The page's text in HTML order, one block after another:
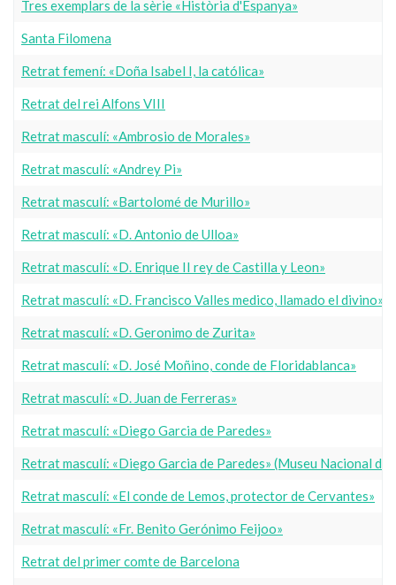
Tres exemplars de la sèrie «Història d'Espanya»
Santa Filomena
Retrat femení: «Doña Isabel I, la católica»
Retrat del rei Alfons VIII
Retrat masculí: «Ambrosio de Morales»
Retrat masculí: «Andrey Pi»
Retrat masculí: «Bartolomé de Murillo»
Retrat masculí: «D. Antonio de Ulloa»
Retrat masculí: «D. Enrique II rey de Castilla y Leon»
Retrat masculí: «D. Francisco Valles medico, llamado el divino»
Retrat masculí: «D. Geronimo de Zurita»
Retrat masculí: «D. José Moñino, conde de Floridablanca»
Retrat masculí: «D. Juan de Ferreras»
Retrat masculí: «Diego Garcia de Paredes»
Retrat masculí: «Diego Garcia de Paredes» (Museu Nacional
Retrat masculí: «El conde de Lemos, protector de Cervantes»
Retrat masculí: «Fr. Benito Gerónimo Feijoo»
Retrat del primer comte de Barcelona